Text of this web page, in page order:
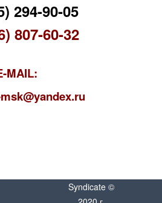
294-90-05
807-60-32
MAIL:
Syndicate ©